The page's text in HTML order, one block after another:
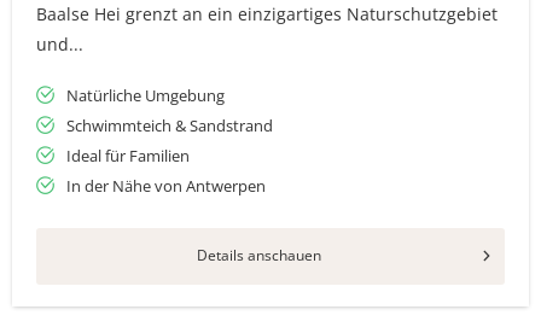
Baalse Hei grenzt an ein einzigartiges Naturschutzgebiet
und...
Natürliche Umgebung
Schwimmteich & Sandstrand
Ideal für Familien
In der Nähe von Antwerpen
Details anschauen